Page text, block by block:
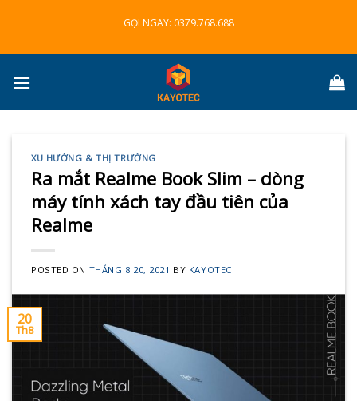
GỌI NGAY: 0379.768.688
XU HƯỚNG & THỊ TRƯỜNG
Ra mắt Realme Book Slim – dòng
máy tính xách tay đầu tiên của
Realme
POSTED ON THÁNG 8 20, 2021 BY KAYOTEC
20
Th8